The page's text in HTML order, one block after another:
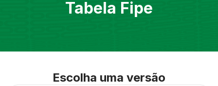
Tabela Fipe
Escolha uma versão